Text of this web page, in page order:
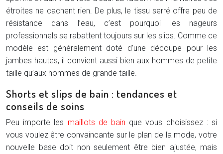
étroites ne cachent rien. De plus, le tissu serré offre peu de
résistance dans l’eau, c’est pourquoi les nageurs
professionnels se rabattent toujours sur les slips. Comme ce
modèle est généralement doté d’une découpe pour les
jambes hautes, il convient aussi bien aux hommes de petite
taille qu’aux hommes de grande taille.
Shorts et slips de bain : tendances et
conseils de soins
Peu importe les maillots de bain que vous choisissez : si
vous voulez être convaincante sur le plan de la mode, votre
nouvelle base doit non seulement être bien ajustée, mais